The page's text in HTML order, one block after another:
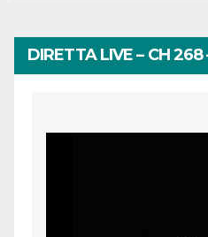
DIRETTA LIVE – CH 268